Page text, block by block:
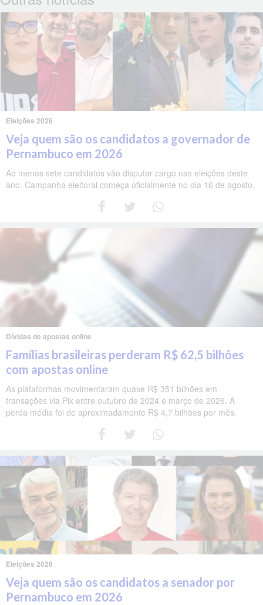
Eleições 2026
Veja quem são os candidatos a governador de
Pernambuco em 2026
Ao menos sete candidatos vão disputar cargo nas eleições deste
ano. Campanha eleitoral começa oficialmente no dia 16 de agosto.
Dívidas de apostas online
Famílias brasileiras perderam R$ 62,5 bilhões
com apostas online
As plataformas movimentaram quase R$ 351 bilhões em
transações via Pix entre outubro de 2024 e março de 2026. A
perda média foi de aproximadamente R$ 4,7 bilhões por mês.
Eleições 2026
Veja quem são os candidatos a senador por
Pernambuco em 2026